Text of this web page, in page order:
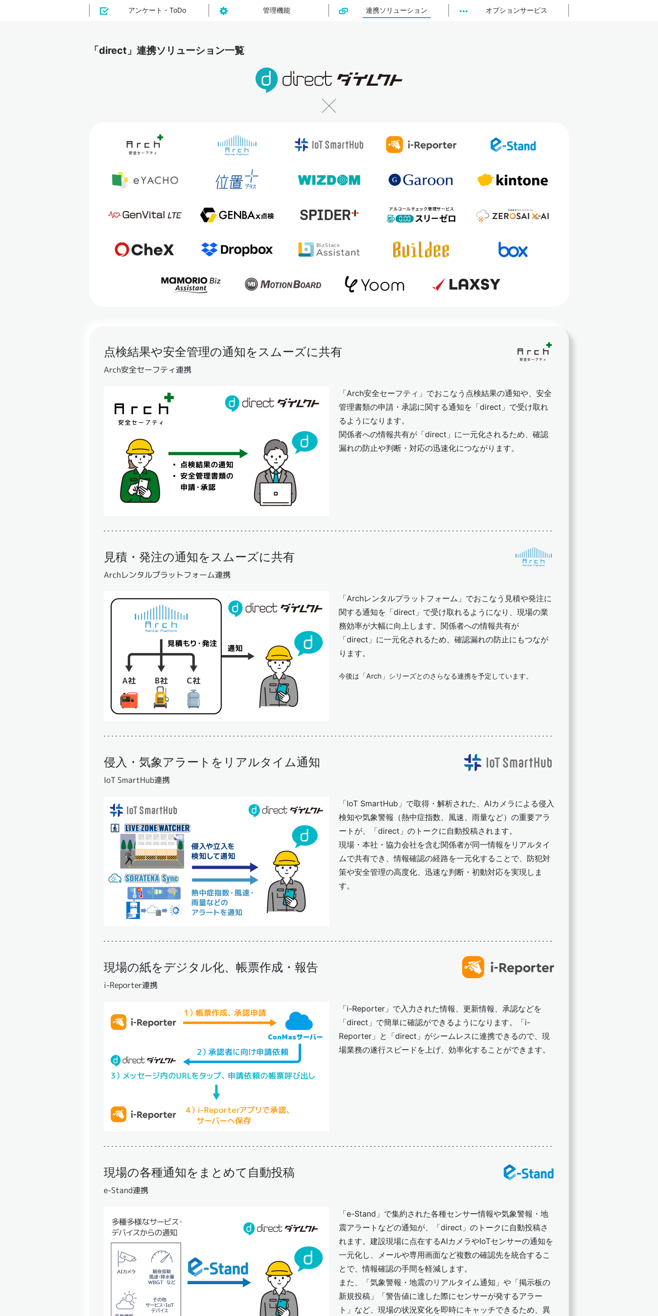
アンケート・ToDo 管理機能 連携ソリューション オプションサービス
「direct」連携ソリューション一覧
点検結果や安全管理の通知をスムーズに共有
Arch安全セーフティ連携
「Arch安全セーフティ」でおこなう点検結果の通知や、安全
管理書類の申請・承認に関する通知を「direct」で受け取れ
るようになります。
関係者への情報共有が「direct」に一元化されるため、確認
漏れの防止や判断・対応の迅速化につながります。
見積・発注の通知をスムーズに共有
Archレンタルプラットフォーム連携
「Archレンタルプラットフォーム」でおこなう見積や発注に
関する通知を「direct」で受け取れるようになり、現場の業
務効率が大幅に向上します。関係者への情報共有が
「direct」に一元化されるため、確認漏れの防止にもつなが
ります。
今後は「Arch」シリーズとのさらなる連携を予定しています。
侵入・気象アラートをリアルタイム通知
IoT SmartHub連携
「IoT SmartHub」で取得・解析された、AIカメラによる侵入
検知や気象警報（熱中症指数、風速、雨量など）の重要アラ
ートが、「direct」のトークに自動投稿されます。
現場・本社・協力会社を含む関係者が同一情報をリアルタイ
ムで共有でき、情報確認の経路を一元化することで、防犯対
策や安全管理の高度化、迅速な判断・初動対応を実現しま
す。
現場の紙をデジタル化、帳票作成・報告
i-Reporter連携
「i-Reporter」で入力された情報、更新情報、承認などを
「direct」で簡単に確認ができるようになります。「i-
Reporter」と「direct」がシームレスに連携できるので、現
場業務の遂行スピードを上げ、効率化することができます。
現場の各種通知をまとめて自動投稿
e-Stand連携
「e-Stand」で集約された各種センサー情報や気象警報・地
震アラートなどの通知が、「direct」のトークに自動投稿さ
れます。建設現場に点在するAIカメラやIoTセンサーの通知を
一元化し、メールや専用画面など複数の確認先を統合するこ
とで、情報確認の手間を軽減します。
また、「気象警報・地震のリアルタイム通知」や「掲示板の
新規投稿」「警告値に達した際にセンサーが発するアラー
ト」など、現場の状況変化を即時にキャッチできるため、異